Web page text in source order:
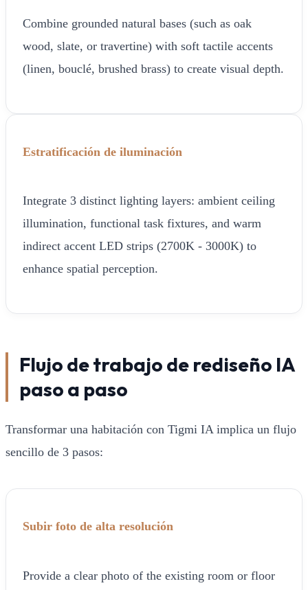
Combine grounded natural bases (such as oak
wood, slate, or travertine) with soft tactile accents
(linen, bouclé, brushed brass) to create visual depth.
Estratificación de iluminación
Integrate 3 distinct lighting layers: ambient ceiling
illumination, functional task fixtures, and warm
indirect accent LED strips (2700K - 3000K) to
enhance spatial perception.
Flujo de trabajo de rediseño IA
paso a paso
Transformar una habitación con Tigmi IA implica un flujo
sencillo de 3 pasos:
Subir foto de alta resolución
Provide a clear photo of the existing room or floor